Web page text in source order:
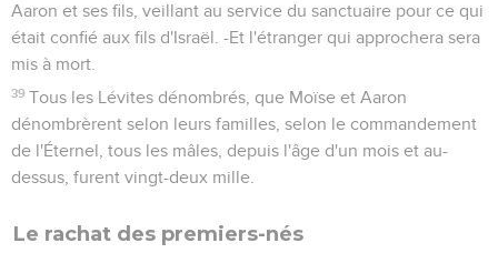
Aaron et ses fils, veillant au service du sanctuaire pour ce qui
était confié aux fils d'Israël. -Et l'étranger qui approchera sera
mis à mort.
39 Tous les Lévites dénombrés, que Moïse et Aaron
dénombrèrent selon leurs familles, selon le commandement
de l'Éternel, tous les mâles, depuis l'âge d'un mois et au-
dessus, furent vingt-deux mille.
Le rachat des premiers-nés